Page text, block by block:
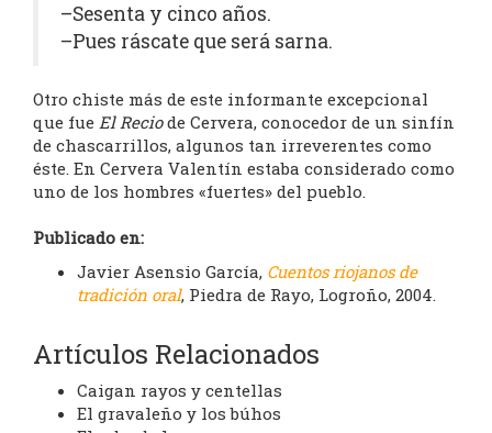
–Sesenta y cinco años.
–Pues ráscate que será sarna.
Otro chiste más de este informante excepcional
que fue El Reciode Cervera, conocedor de un sinfín
de chascarrillos, algunos tan irreverentes como
éste. En Cervera Valentín estaba considerado como
uno de los hombres «fuertes» del pueblo.
Publicado en:
Javier Asensio García, Cuentos riojanos de
tradición oral, Piedra de Rayo, Logroño, 2004.
Artículos Relacionados
Caigan rayos y centellas
El gravaleño y los búhos